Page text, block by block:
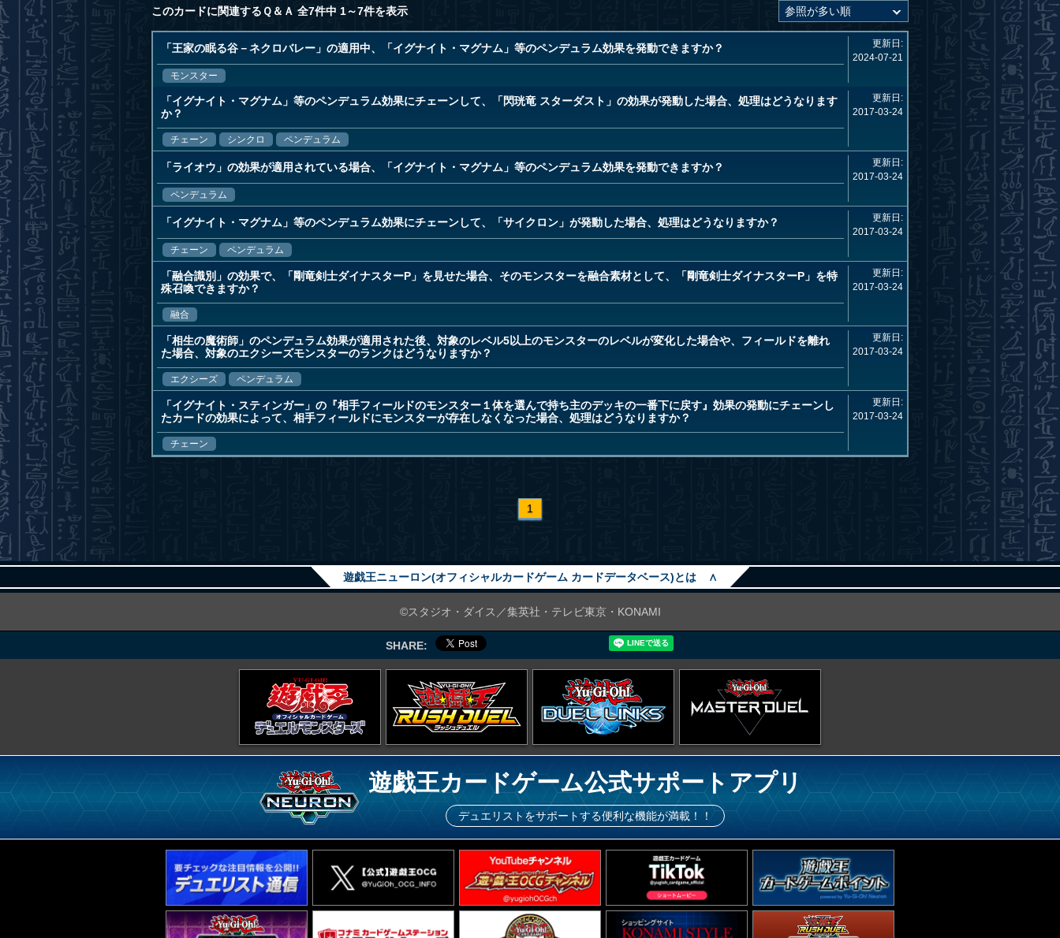
このカードに関連するＱ＆Ａ 全7件中 1～7件を表示
「王家の眠る谷－ネクロバレー」の適用中、「イグナイト・マグナム」等のペンデュラム効果を発動できますか？
モンスター
更新日:
2024-07-21
「イグナイト・マグナム」等のペンデュラム効果にチェーンして、「閃珖竜 スターダスト」の効果が発動した場合、処理はどうなります
か？
チェーン シンクロ ペンデュラム
更新日:
2017-03-24
「ライオウ」の効果が適用されている場合、「イグナイト・マグナム」等のペンデュラム効果を発動できますか？
ペンデュラム
更新日:
2017-03-24
「イグナイト・マグナム」等のペンデュラム効果にチェーンして、「サイクロン」が発動した場合、処理はどうなりますか？
チェーン ペンデュラム
更新日:
2017-03-24
「融合識別」の効果で、「剛竜剣士ダイナスターP」を見せた場合、そのモンスターを融合素材として、「剛竜剣士ダイナスターP」を特
殊召喚できますか？
融合
更新日:
2017-03-24
「相生の魔術師」のペンデュラム効果が適用された後、対象のレベル5以上のモンスターのレベルが変化した場合や、フィールドを離れ
た場合、対象のエクシーズモンスターのランクはどうなりますか？
エクシーズ ペンデュラム
更新日:
2017-03-24
「イグナイト・スティンガー」の『相手フィールドのモンスター１体を選んで持ち主のデッキの一番下に戻す』効果の発動にチェーンし
たカードの効果によって、相手フィールドにモンスターが存在しなくなった場合、処理はどうなりますか？
チェーン
更新日:
2017-03-24
1
遊戯王ニューロン(オフィシャルカードゲーム カードデータベース)とは ∧
©スタジオ・ダイス／集英社・テレビ東京・KONAMI
SHARE:
遊戯王カードゲーム公式サポートアプリ
デュエリストをサポートする便利な機能が満載！！